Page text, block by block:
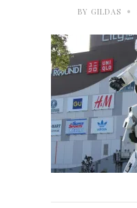
BY GILDAS •